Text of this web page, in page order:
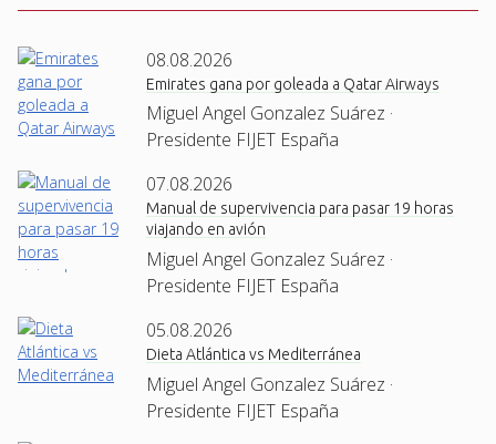
08.08.2026
Emirates gana por goleada a Qatar Airways
Miguel Angel Gonzalez Suárez ·
Presidente FIJET España
07.08.2026
Manual de supervivencia para pasar 19 horas
viajando en avión
Miguel Angel Gonzalez Suárez ·
Presidente FIJET España
05.08.2026
Dieta Atlántica vs Mediterránea
Miguel Angel Gonzalez Suárez ·
Presidente FIJET España